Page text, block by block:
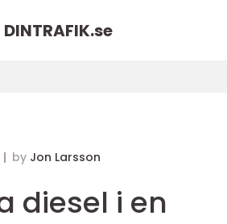
DINTRAFIK.se
by Jon Larsson
diesel i en